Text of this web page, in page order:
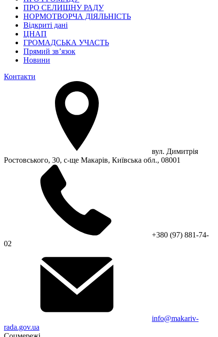
ПРО СЕЛИЩНУ РАДУ
НОРМОТВОРЧА ДІЯЛЬНІСТЬ
Відкриті дані
ЦНАП
ГРОМАДСЬКА УЧАСТЬ
Прямий зв’язок
Новини
Контакти
вул. Димитрія
Ростовського, 30, с-ще Макарів, Київська обл., 08001
+380 (97) 881-74-
02
info@makariv-
rada.gov.ua